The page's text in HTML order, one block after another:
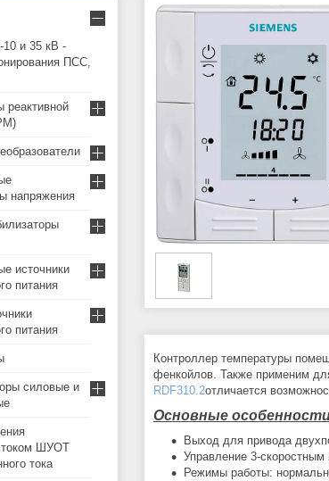
Контроллер температуры
фенкойлов. Также применим
RDF310.2отличается
Основные
Выход для привода
Управление 3-
Режимы работы:
10 и 35 кВ -
ПСС,
реактивной
напряжения
источники
питания
питания
силовые и
током ШУОТ
тока